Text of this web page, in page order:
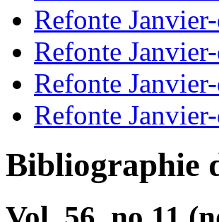
Refonte
Refonte
Refonte
Refonte
Bibliographie